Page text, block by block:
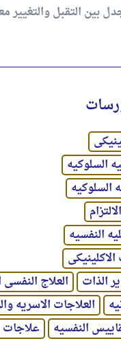
بين التقبل والتغيير
السلوكيه
السلوكيه
النفسيه
الذات
العلاج النفسى
العلاجات الاسريه
النفسيه
علاجات